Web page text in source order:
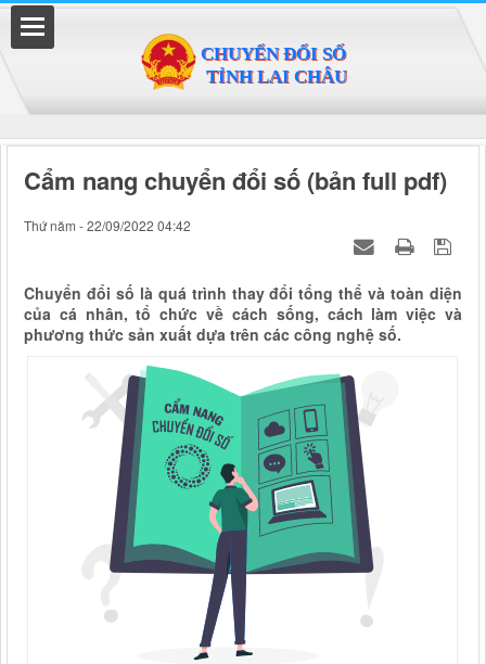
Cẩm nang chuyển đổi số (bản full pdf)
Thứ năm - 22/09/2022 04:42
Chuyển đổi số là quá trình thay đổi tổng thể và toàn diện
của cá nhân, tổ chức về cách sống, cách làm việc và
phương thức sản xuất dựa trên các công nghệ số.
Đã kết nối EMC